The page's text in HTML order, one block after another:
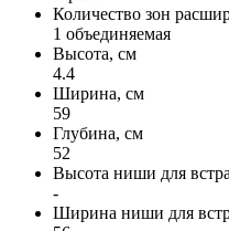
Количество зон
1 объединяемая
Высота, см
4.4
Ширина, см
59
Глубина, см
52
Высота ниши для
-
Ширина ниши для